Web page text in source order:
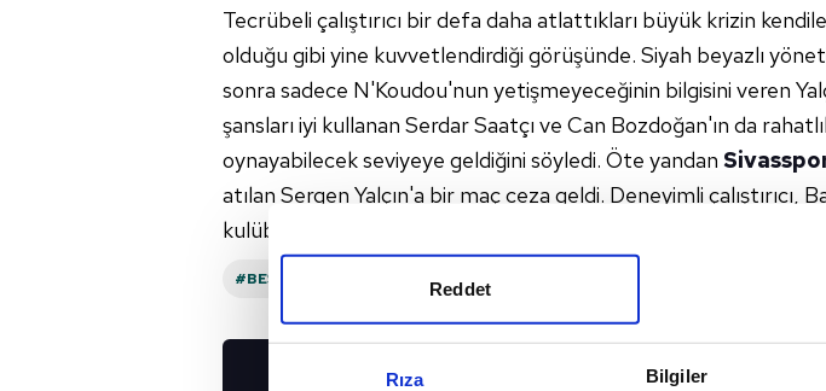
Rıza Bilgiler
Reddet
Tecrübeli çalıştırıcı bir defa daha atlattıkları büyük krizin
olduğu gibi yine kuvvetlendirdiği görüşünde. Siyah beyazlı
sonra sadece N'Koudou'nun yetişmeyeceğinin bilgisini veren
şansları iyi kullanan Serdar Saatçı ve Can Bozdoğan'ın da
oynayabilecek seviyeye geldiğini söyledi. Öte yandan
atılan Sergen Yalçın'a bir maç ceza geldi. Deneyimli çalıştırıcı,
kulübede yer alamayacak.
#BEŞIKTAŞ #SIVASSPOR